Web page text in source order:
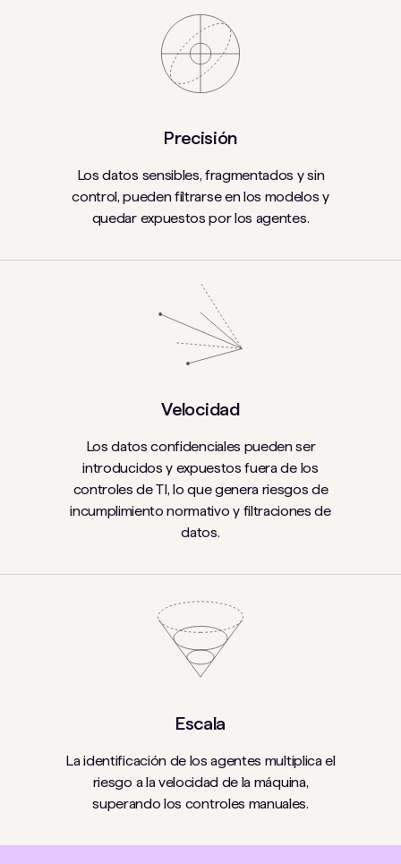
Precisión
Los datos sensibles, fragmentados y sin
control, pueden filtrarse en los modelos y
quedar expuestos por los agentes.
Velocidad
Los datos confidenciales pueden ser
introducidos y expuestos fuera de los
controles de TI, lo que genera riesgos de
incumplimiento normativo y filtraciones de
datos.
Escala
La identificación de los agentes multiplica el
riesgo a la velocidad de la máquina,
superando los controles manuales.